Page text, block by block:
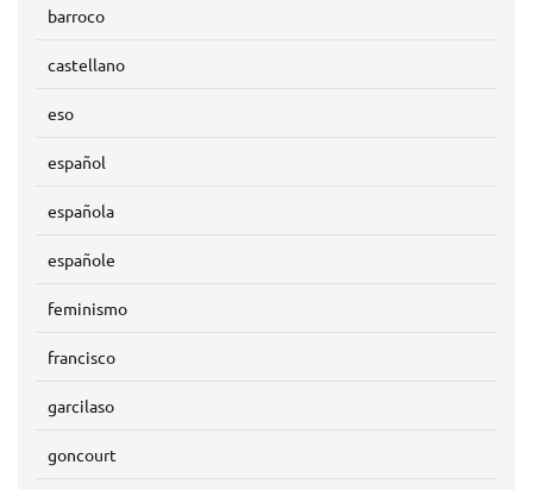
barroco
castellano
eso
español
española
españole
feminismo
francisco
garcilaso
goncourt